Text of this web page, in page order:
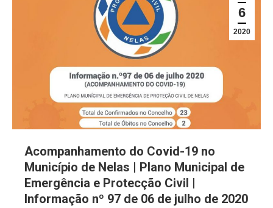
6
2020
Acompanhamento do Covid-19 no
Município de Nelas | Plano Municipal de
Emergência e Protecção Civil |
Informação nº 97 de 06 de julho de 2020